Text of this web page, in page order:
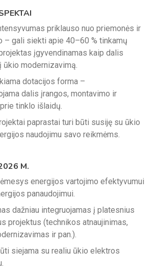
priklauso nuo priemonės ir
– gali siekti apie 40–60 % tinkamų
įgyvendinamas kaip dalis
ūkio modernizavimą.
dotacijos forma –
dalis įrangos, montavimo ir
tinklo išlaidų.
paprastai turi būti susiję su ūkio
naudojimu savo reikmėms.
M.
energijos vartojimo efektyvumui
panaudojimui.
dažniau integruojamas į platesnius
projektus (technikos atnaujinimas,
ir pan.).
siejama su realiu ūkio elektros